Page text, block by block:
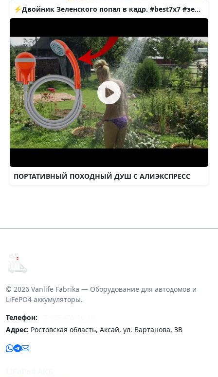
⚡Двойник Зеленского попал в кадр. #best7x7 #зеленский #россия #украина
ПОРТАТИВНЫЙ ПОХОДНЫЙ ДУШ С АЛИЭКСПРЕСС
© 2026 Vanlife Fabrika — Оборудование для автодомов и
LiFePO4 аккумуляторы.
Телефон:
Адрес: Ростовская область, Аксай, ул. Вартанова, 3В